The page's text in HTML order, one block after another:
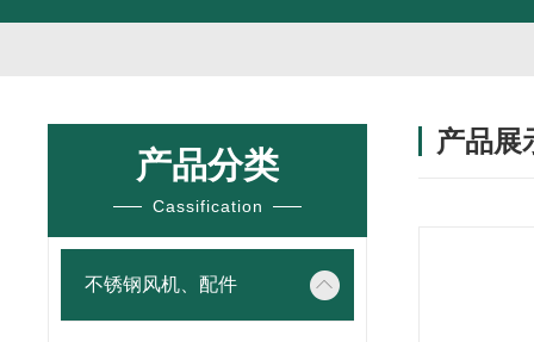
产品分类
Cassification
不锈钢风机、配件
产品展